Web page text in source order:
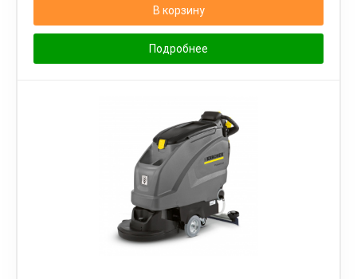
В корзину
Подробнее